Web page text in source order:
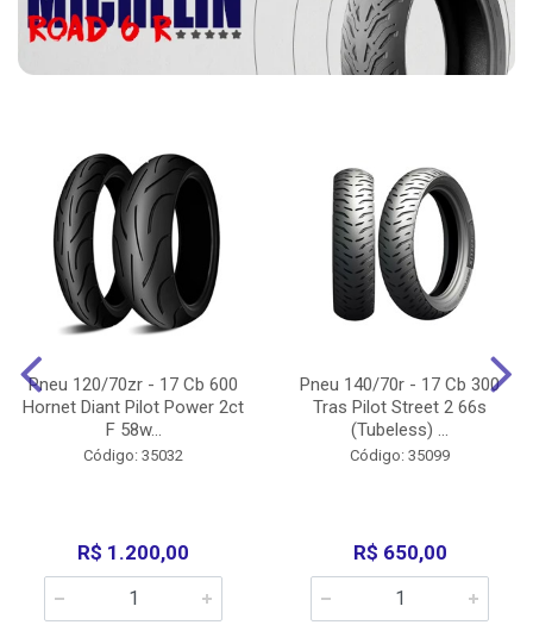
Pneu 120/70zr - 17 Cb 600
Hornet Diant Pilot Power 2ct
F 58w...
Código: 35032
R$ 1.200,00
Pneu 140/70r - 17 Cb 300
Tras Pilot Street 2 66s
(Tubeless) ...
Código: 35099
R$ 650,00